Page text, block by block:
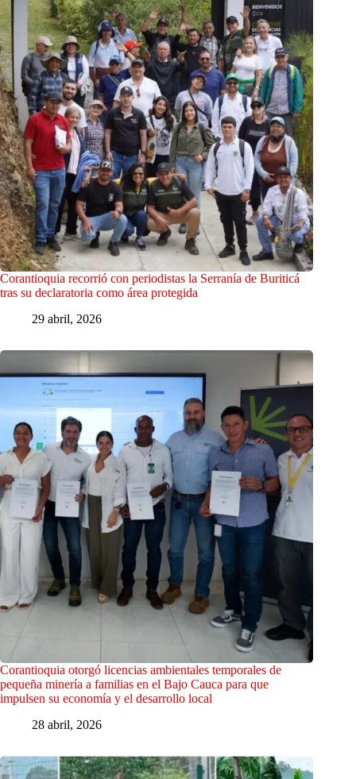
Corantioquia recorrió con periodistas la Serranía de Buriticá
tras su declaratoria como área protegida
29 abril, 2026
Corantioquia otorgó licencias ambientales temporales de
pequeña minería a familias en el Bajo Cauca para que
impulsen su economía y el desarrollo local
28 abril, 2026